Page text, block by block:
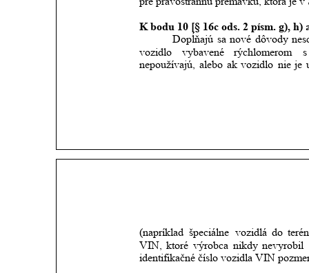
K bodu 10 [§ 16c ods. 2 písm. g), h)
Dopĺňajú sa nové dôvody
vozidlo
vybavené rýchlomerom
s
nepoužívajú,
alebo ak vozidlo nie je
(napríklad špeciálne vozidlá do
VIN, ktoré výrobca nikdy nevyrobil
identifikačné číslo vozidla VIN